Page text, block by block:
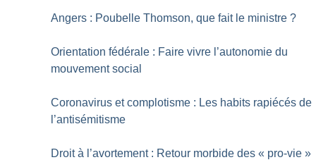
Angers : Poubelle Thomson, que fait le ministre ?
Orientation fédérale : Faire vivre l’autonomie du
mouvement social
Coronavirus et complotisme : Les habits rapiécés de
l’antisémitisme
Droit à l’avortement : Retour morbide des « pro-vie »